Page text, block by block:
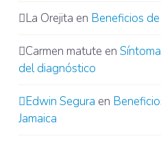
La Orejita en Beneficios
Carmen matute en
del diagnóstico
Edwin Segura en
Jamaica